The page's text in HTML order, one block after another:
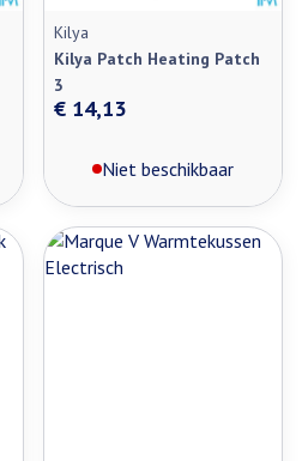
Kilya
Kilya Patch Heating Patch
3
€ 14,13
Niet beschikbaar